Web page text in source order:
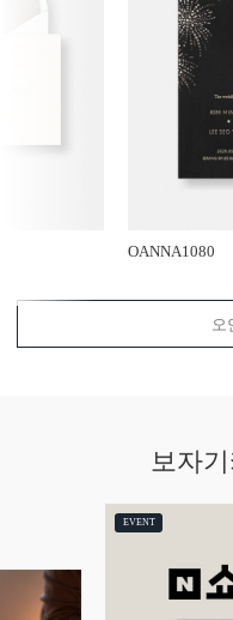
OANNA1080
오
보자
EVENT